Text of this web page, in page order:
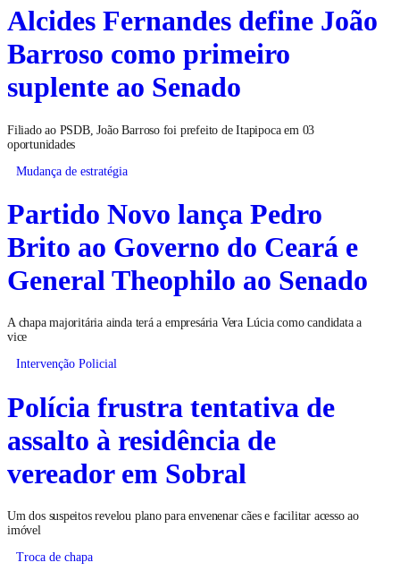
Alcides Fernandes define João
Barroso como primeiro
suplente ao Senado
Filiado ao PSDB, João Barroso foi prefeito de Itapipoca em 03
oportunidades
Mudança de estratégia
Partido Novo lança Pedro
Brito ao Governo do Ceará e
General Theophilo ao Senado
A chapa majoritária ainda terá a empresária Vera Lúcia como candidata a
vice
Intervenção Policial
Polícia frustra tentativa de
assalto à residência de
vereador em Sobral
Um dos suspeitos revelou plano para envenenar cães e facilitar acesso ao
imóvel
Troca de chapa